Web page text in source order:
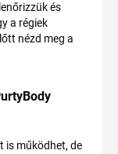
és
a régiek
nézd meg a
is működhet, de